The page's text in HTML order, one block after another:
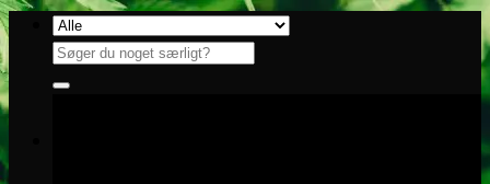
Fortsæt
indhold
Søg
efter: